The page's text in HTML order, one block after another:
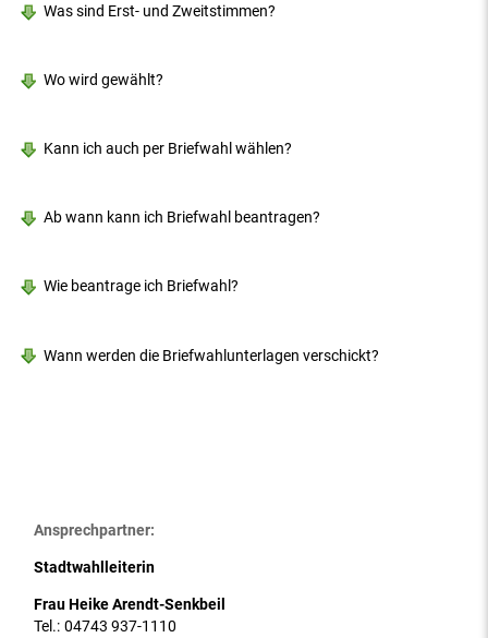
Was sind Erst- und Zweitstimmen?
Wo wird gewählt?
Kann ich auch per Briefwahl wählen?
Ab wann kann ich Briefwahl beantragen?
Wie beantrage ich Briefwahl?
Wann werden die Briefwahlunterlagen verschickt?
Ansprechpartner:
Stadtwahlleiterin
Frau Heike Arendt-Senkbeil
Tel.: 04743 937-1110